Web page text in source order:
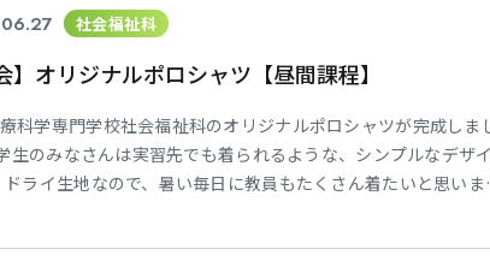
社会福祉科
】オリジナルポロシャツ【昼間課程】
科学専門学校社会福祉科のオリジナルポロシャツが完成しま
生のみなさんは実習先でも着られるような、シンプルなデザ
ドライ生地なので、暑い毎日に教員もたくさん着たいと思いま